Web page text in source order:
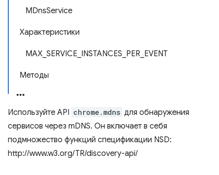
MDnsService
Характеристики
MAX_SERVICE_INSTANCES_PER_EVENT
Методы
Используйте API chrome.mdns для обнаружения
сервисов через mDNS. Он включает в себя
подмножество функций спецификации NSD:
http://www.w3.org/TR/discovery-api/